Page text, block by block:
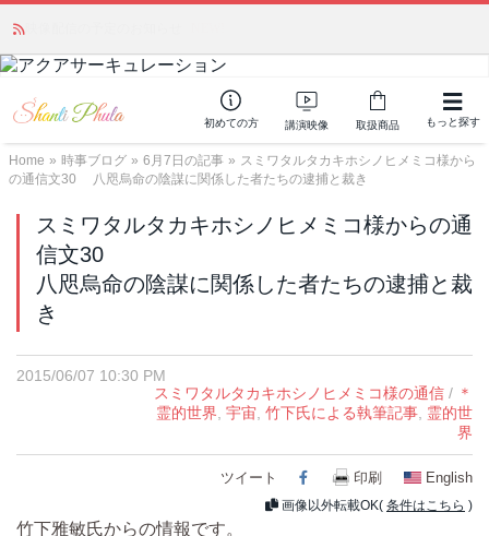
初めての方 講演映像 取扱商品 もっと探す
Home » 時事ブログ » 6月7日の記事 » スミワタルタカキホシノヒメミコ様から
の通信文30 八咫烏命の陰謀に関係した者たちの逮捕と裁き
スミワタルタカキホシノヒメミコ様からの通
信文30
八咫烏命の陰謀に関係した者たちの逮捕と裁
き
2015/06/07 10:30 PM
スミワタルタカキホシノヒメミコ様の通信 / ＊
霊的世界 宇宙 竹下氏による執筆記事 霊的世
界
ツイート Facebook
印刷 English
画像以外転載OK( 条件はこちら )
竹下雅敏氏からの情報です。